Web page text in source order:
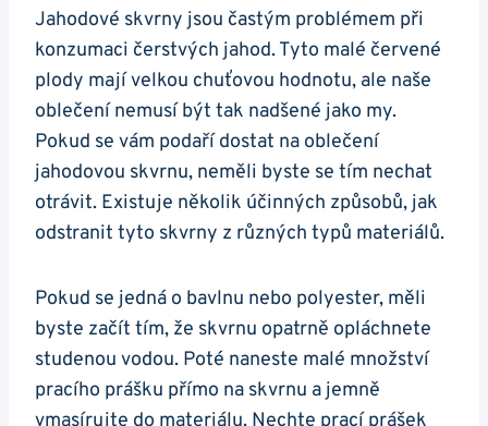
Jahodové‌ skvrny jsou častým ‍problémem při
konzumaci ⁢čerstvých jahod. ⁣Tyto malé červené
plody mají velkou chuťovou hodnotu, ale naše⁣
oblečení nemusí být tak nadšené jako my.
Pokud se vám ⁢podaří dostat na oblečení
jahodovou skvrnu, neměli byste se tím ⁢nechat‍
otrávit. Existuje⁣ několik účinných ⁢způsobů, jak
odstranit tyto skvrny z různých‍ typů materiálů.
Pokud ​se jedná o bavlnu nebo polyester, měli
byste‌ začít tím, že skvrnu opatrně opláchnete
studenou vodou. Poté ⁣naneste malé množství
pracího⁣ prášku přímo ‌na ‍skvrnu ⁤a jemně
vmasírujte​ do materiálu. Nechte ⁤prací prášek